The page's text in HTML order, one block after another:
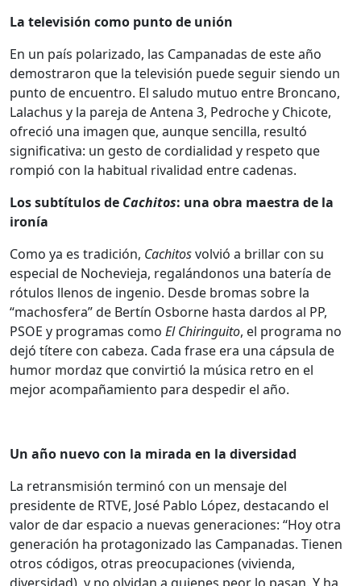
La televisión como punto de unión
En un país polarizado, las Campanadas de este año
demostraron que la televisión puede seguir siendo un
punto de encuentro. El saludo mutuo entre Broncano,
Lalachus y la pareja de Antena 3, Pedroche y Chicote,
ofreció una imagen que, aunque sencilla, resultó
significativa: un gesto de cordialidad y respeto que
rompió con la habitual rivalidad entre cadenas.
Los subtítulos de Cachitos: una obra maestra de la
ironía
Como ya es tradición, Cachitosvolvió a brillar con su
especial de Nochevieja, regalándonos una batería de
rótulos llenos de ingenio. Desde bromas sobre la
“machosfera” de Bertín Osborne hasta dardos al PP,
PSOE y programas como El Chiringuito, el programa no
dejó títere con cabeza. Cada frase era una cápsula de
humor mordaz que convirtió la música retro en el
mejor acompañamiento para despedir el año.
Un año nuevo con la mirada en la diversidad
La retransmisión terminó con un mensaje del
presidente de RTVE, José Pablo López, destacando el
valor de dar espacio a nuevas generaciones: “Hoy otra
generación ha protagonizado las Campanadas. Tienen
otros códigos, otras preocupaciones (vivienda,